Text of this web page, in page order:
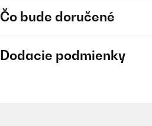
Čo bude doručené
Dodacie podmienky